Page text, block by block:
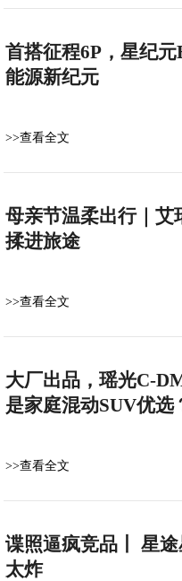
首搭征程6P，星纪
能源新纪元
>>查看全文
母亲节温柔出行｜艾
揉进旅途
>>查看全文
大厂出品，瑶光C-
是家庭混动SUV优选
>>查看全文
谍照逼疯竞品丨 星
太炸